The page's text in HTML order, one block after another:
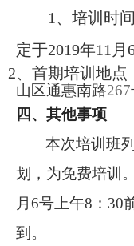
1 、培训时
定于2019年11 月
2、首期培训地点
山区通惠南路267
四、其他事项
本次培训班
划，为免费培训
月 6号上午8 ： 30
到。